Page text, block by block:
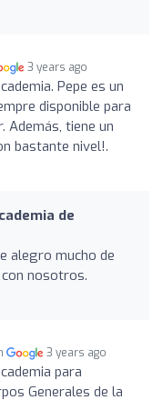
3 years ago
Pepe es un
disponible para
Además, tiene un
bastante nivel!.
de
alegro mucho de
nosotros.
3 years ago
para
Generales de la